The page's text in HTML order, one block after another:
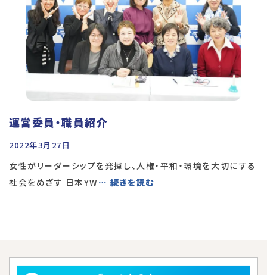
運営委員・職員紹介
2022年3月27日
女性がリーダーシップを発揮し、人権・平和・環境を大切にする
社会をめざす 日本YW … 続きを読む